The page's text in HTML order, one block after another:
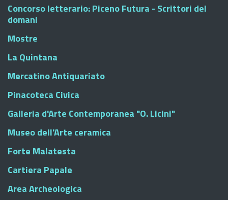
Concorso letterario: Piceno Futura - Scrittori del
domani
Mostre
La Quintana
Mercatino Antiquariato
Pinacoteca Civica
Galleria d'Arte Contemporanea "O. Licini"
Museo dell'Arte ceramica
Forte Malatesta
Cartiera Papale
Area Archeologica